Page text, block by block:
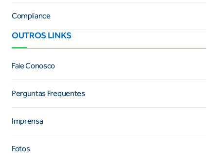
Compliance
OUTROS LINKS
Fale Conosco
Perguntas Frequentes
Imprensa
Fotos